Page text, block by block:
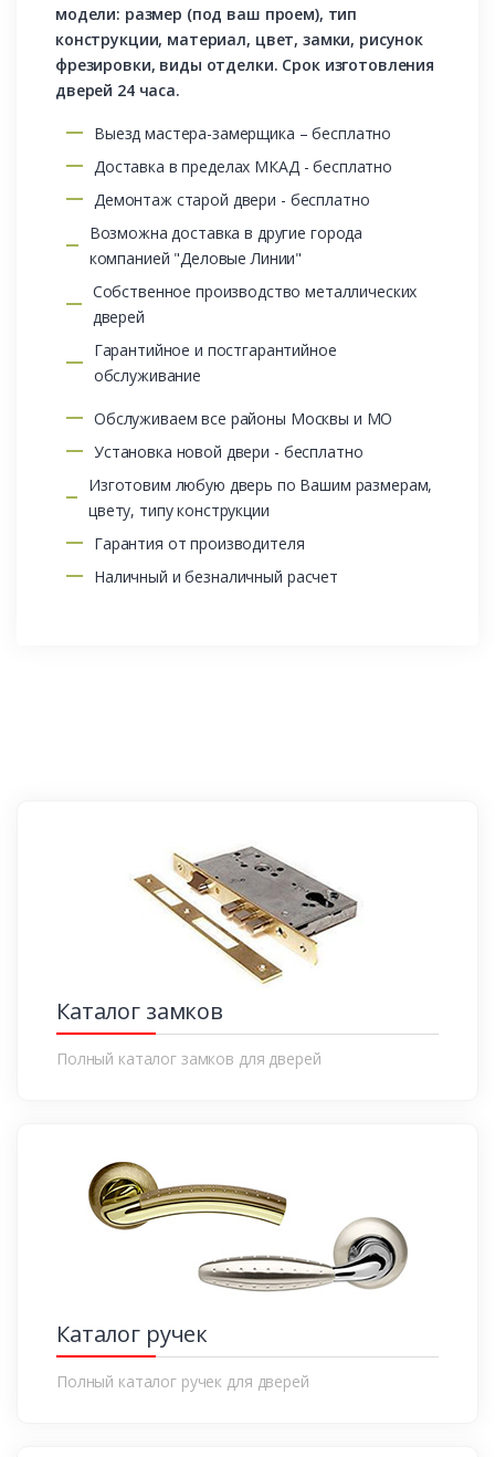
модели: размер (под ваш проем), тип
конструкции, материал, цвет, замки, рисунок
фрезировки, виды отделки. Срок изготовления
дверей 24 часа.
Выезд мастера-замерщика – бесплатно
Доставка в пределах МКАД - бесплатно
Демонтаж старой двери - бесплатно
Возможна доставка в другие города
компанией "Деловые Линии"
Собственное производство металлических
дверей
Гарантийное и постгарантийное
обслуживание
Обслуживаем все районы Москвы и МО
Установка новой двери - бесплатно
Изготовим любую дверь по Вашим размерам,
цвету, типу конструкции
Гарантия от производителя
Наличный и безналичный расчет
Каталог замков
Полный каталог замков для дверей
Каталог ручек
Полный каталог ручек для дверей